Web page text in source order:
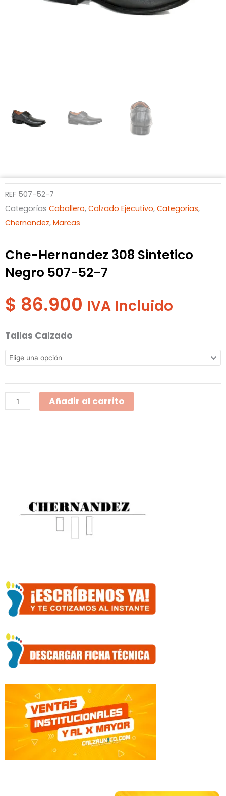
REF 507-52-7
Categorías Caballero, Calzado Ejecutivo, Categorias,
Chernandez, Marcas
Che-Hernandez 308 Sintetico
Negro 507-52-7
$ 86.900 IVA Incluido
Tallas Calzado
Che-
Hernandez
308
Negro
507-
Añadir al carrito